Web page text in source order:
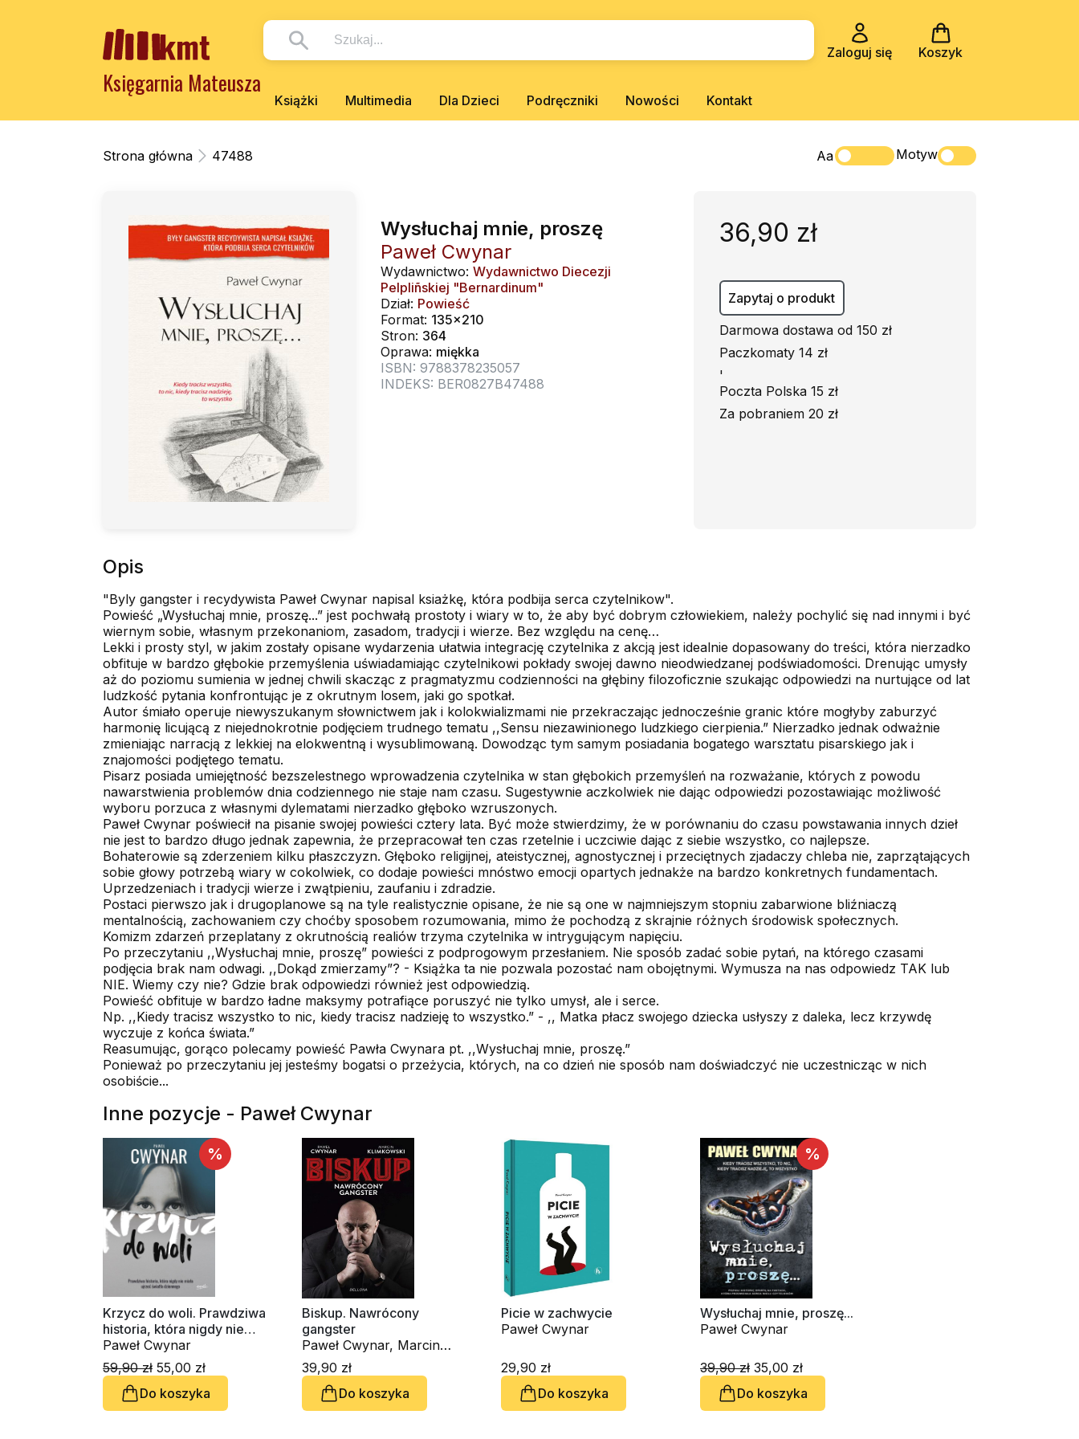
Zaloguj się Koszyk
Księgarnia Mateusza
Książki Multimedia Dla Dzieci Podręczniki Nowości Kontakt
Strona główna 47488 Aa Motyw
Wysłuchaj mnie, proszę
Paweł Cwynar
Wydawnictwo: Wydawnictwo Diecezji
Pelpliñskiej "Bernardinum"
Dział: Powieść
Format: 135x210
Stron: 364
Oprawa: miękka
ISBN: 9788378235057
INDEKS: BER0827B47488
36,90 zł
Zapytaj o produkt
Darmowa dostawa od 150 zł
Paczkomaty 14 zł
'
Poczta Polska 15 zł
Za pobraniem 20 zł
Opis
"Byly gangster i recydywista Paweł Cwynar napisal ksiażkę, która podbija serca czytelnikow".
Powieść „Wysłuchaj mnie, proszę...” jest pochwałą prostoty i wiary w to, że aby być dobrym człowiekiem, należy pochylić się nad innymi i być
wiernym sobie, własnym przekonaniom, zasadom, tradycji i wierze. Bez względu na cenę…
Lekki i prosty styl, w jakim zostały opisane wydarzenia ułatwia integrację czytelnika z akcją jest idealnie dopasowany do treści, która nierzadko
obfituje w bardzo głębokie przemyślenia uświadamiając czytelnikowi pokłady swojej dawno nieodwiedzanej podświadomości. Drenując umysły
aż do poziomu sumienia w jednej chwili skacząc z pragmatyzmu codzienności na głębiny filozoficznie szukając odpowiedzi na nurtujące od lat
ludzkość pytania konfrontując je z okrutnym losem, jaki go spotkał.
Autor śmiało operuje niewyszukanym słownictwem jak i kolokwializmami nie przekraczając jednocześnie granic które mogłyby zaburzyć
harmonię licującą z niejednokrotnie podjęciem trudnego tematu ,,Sensu niezawinionego ludzkiego cierpienia.” Nierzadko jednak odważnie
zmieniając narracją z lekkiej na elokwentną i wysublimowaną. Dowodząc tym samym posiadania bogatego warsztatu pisarskiego jak i
znajomości podjętego tematu.
Pisarz posiada umiejętność bezszelestnego wprowadzenia czytelnika w stan głębokich przemyśleń na rozważanie, których z powodu
nawarstwienia problemów dnia codziennego nie staje nam czasu. Sugestywnie aczkolwiek nie dając odpowiedzi pozostawiając możliwość
wyboru porzuca z własnymi dylematami nierzadko głęboko wzruszonych.
Paweł Cwynar poświecił na pisanie swojej powieści cztery lata. Być może stwierdzimy, że w porównaniu do czasu powstawania innych dzieł
nie jest to bardzo długo jednak zapewnia, że przepracował ten czas rzetelnie i uczciwie dając z siebie wszystko, co najlepsze.
Bohaterowie są zderzeniem kilku płaszczyzn. Głęboko religijnej, ateistycznej, agnostycznej i przeciętnych zjadaczy chleba nie, zaprzątających
sobie głowy potrzebą wiary w cokolwiek, co dodaje powieści mnóstwo emocji opartych jednakże na bardzo konkretnych fundamentach.
Uprzedzeniach i tradycji wierze i zwątpieniu, zaufaniu i zdradzie.
Postaci pierwszo jak i drugoplanowe są na tyle realistycznie opisane, że nie są one w najmniejszym stopniu zabarwione bliźniaczą
mentalnością, zachowaniem czy choćby sposobem rozumowania, mimo że pochodzą z skrajnie różnych środowisk społecznych.
Komizm zdarzeń przeplatany z okrutnością realiów trzyma czytelnika w intrygującym napięciu.
Po przeczytaniu ,,Wysłuchaj mnie, proszę” powieści z podprogowym przesłaniem. Nie sposób zadać sobie pytań, na którego czasami
podjęcia brak nam odwagi. ,,Dokąd zmierzamy”? - Książka ta nie pozwala pozostać nam obojętnymi. Wymusza na nas odpowiedz TAK lub
NIE. Wiemy czy nie? Gdzie brak odpowiedzi również jest odpowiedzią.
Powieść obfituje w bardzo ładne maksymy potrafiące poruszyć nie tylko umysł, ale i serce.
Np. ,,Kiedy tracisz wszystko to nic, kiedy tracisz nadzieję to wszystko.” - ,, Matka płacz swojego dziecka usłyszy z daleka, lecz krzywdę
wyczuje z końca świata.”
Reasumując, gorąco polecamy powieść Pawła Cwynara pt. ,,Wysłuchaj mnie, proszę.”
Ponieważ po przeczytaniu jej jesteśmy bogatsi o przeżycia, których, na co dzień nie sposób nam doświadczyć nie uczestnicząc w nich
osobiście...
Inne pozycje - Paweł Cwynar
%
Krzycz do woli. Prawdziwa
historia, która nigdy nie
miała ujrzeć światła
dziennego
Paweł Cwynar
59,90 zł 55,00 zł
Do koszyka
Biskup. Nawrócony
gangster
Paweł Cwynar, Marcin
Klimkowski
39,90 zł
Do koszyka
Picie w zachwycie
Paweł Cwynar
29,90 zł
Do koszyka
%
Wysłuchaj mnie, proszę...
Paweł Cwynar
39,90 zł 35,00 zł
Do koszyka